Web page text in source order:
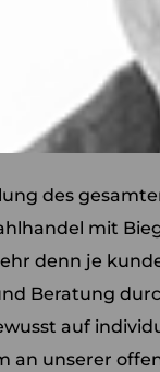
des
mit
denn je
Beratung
auf
an unserer